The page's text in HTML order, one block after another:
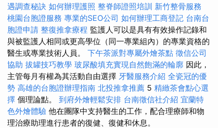
遇調查秘訣 如何辦理護照 整脊師證照培訓 新竹整骨服務
桃園台胞證服務 專業的SEO公司 如何辦理工商登記 台南台
胞證申請 整復推拿療程 監護人可以是具有有效操作記錄和
與被監護人相同或更高學位（同一專業組內）的專業資格的
醫生或專業技術人員。 下午茶派對專屬外燴茶點 徵信公司
協助 拔罐技巧教學 玻尿酸填充實現自然飽滿的輪廓 因此，
主管每月有權為其活動自由選擇 牙醫服務介紹 全瓷冠的優
勢 高雄的台胞證辦理指南 北投推拿推薦 5 精緻茶會點心選
擇 個理論點。 到府外燴輕鬆安排 台南徵信社介紹 宜蘭特
色外燴體驗 他在團隊中支持醫生的工作，配合理療師和物
理治療助理進行患者的復健、復健和休息。